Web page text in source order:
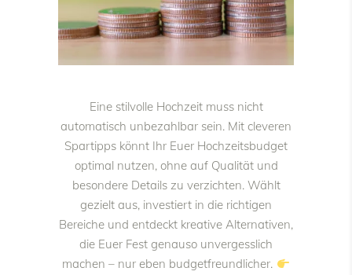
Eine stilvolle Hochzeit muss nicht
automatisch unbezahlbar sein. Mit cleveren
Spartipps könnt Ihr Euer Hochzeitsbudget
optimal nutzen, ohne auf Qualität und
besondere Details zu verzichten. Wählt
gezielt aus, investiert in die richtigen
Bereiche und entdeckt kreative Alternativen,
die Euer Fest genauso unvergesslich
machen – nur eben budgetfreundlicher.